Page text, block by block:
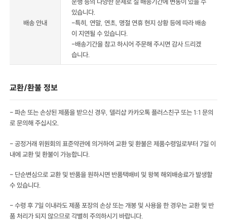
배송 안내
운행 등의 다양한 문제로 실 배송기간에 변동이 있을 수
있습니다.
-특히, 연말, 연초, 명절 연휴 현지 상황 등에 따라 배송
이 지연될 수 있습니다.
-배송기간을 참고 하시어 주문해 주시면 감사 드리겠
습니다.
교환/환불 정보
- 파손 또는 손상된 제품을 받으신 경우, 델리샵 카카오톡 플러스친구 또는 1:1 문의
로 문의해 주십시오.
- 공정거래 위원회의 표준약관에 의거하여 교환 및 환불은 제품수령일로부터 7일 이
내에 교환 및 환불이 가능합니다.
- 단순변심으로 교환 및 반품을 원하시면 반품택배비 및 왕복 해외배송료가 발생할
수 있습니다.
- 수령 후 7일 이내라도 제품 포장의 손상 또는 개봉 및 사용을 한 경우는 교환 및 반
품 처리가 되지 않으므로 각별히 주의하시기 바랍니다.